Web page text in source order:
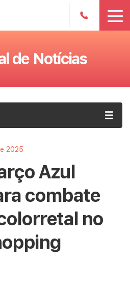
de Notícias
2025
Azul
combate
no